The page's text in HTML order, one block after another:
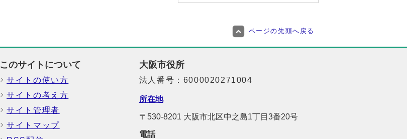
ページの先頭へ戻る
このサイトについて
サイトの使い方
サイトの考え方
サイト管理者
サイトマップ
大阪市役所
法人番号：6000020271004
所在地
〒530-8201 大阪市北区中之島1丁目3番20号
電話